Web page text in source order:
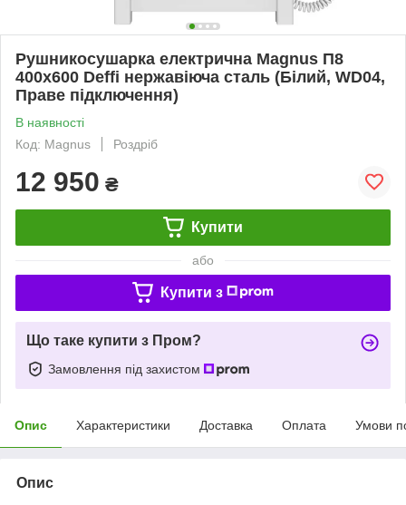
Рушникосушарка електрична Magnus П8
400х600 Deffi нержавіюча сталь (Білий, WD04,
Праве підключення)
В наявності
Код: Magnus
Роздріб
12 950 ₴
Купити
або
Купити з
Що таке купити з Пром?
Замовлення під захистом
Опис Характеристики Доставка Оплата Умови
Опис